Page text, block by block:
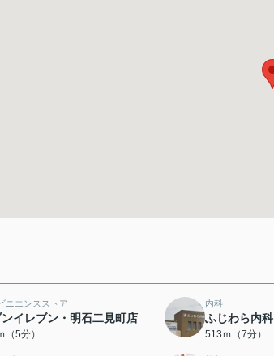
ニエンスストア
イレブン・明石二見町店
（5分）
内科
ふじわら内科
513ｍ（7分）